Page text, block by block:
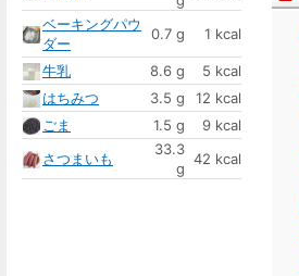
ベーキングパウ
ダー
0.7 g 1 kcal
牛乳 8.6 g
5 kcal
はちみつ
3.5 g
12 kcal
ごま
1.5 g
9 kcal
さつまいも
33.3
g
42 kcal